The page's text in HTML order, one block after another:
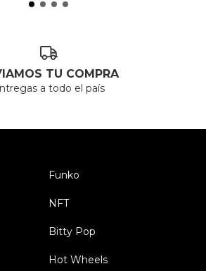
TU COMPRA
a todo el país
Funko
NFT
Bitty Pop
Hot Wheels